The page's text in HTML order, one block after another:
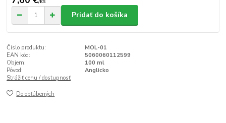
Pridať do košíka
Číslo produktu:
MOL-01
EAN kód:
5060060112599
Objem:
100 ml
Pôvod:
Anglicko
Strážiť cenu / dostupnosť
Do obľúbených